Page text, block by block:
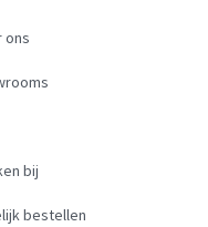
ons
bij
bestellen